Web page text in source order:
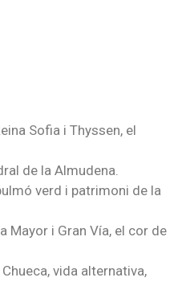
Sofia i Thyssen, el
de la Almudena.
verd i patrimoni de la
Mayor i Gran Vía, el cor de
vida alternativa,